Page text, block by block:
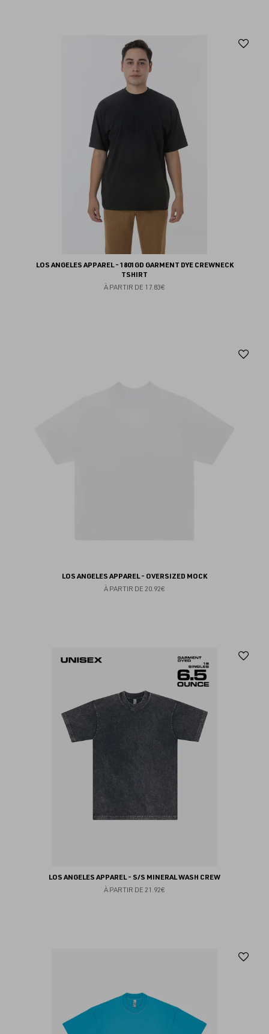
LOS ANGELES APPAREL - 1801GD GARMENT DYE CREWNECK
TSHIRT
À PARTIR DE 17.83€
LOS ANGELES APPAREL - OVERSIZED MOCK
À PARTIR DE 20.92€
LOS ANGELES APPAREL - S/S MINERAL WASH CREW
À PARTIR DE 21.92€